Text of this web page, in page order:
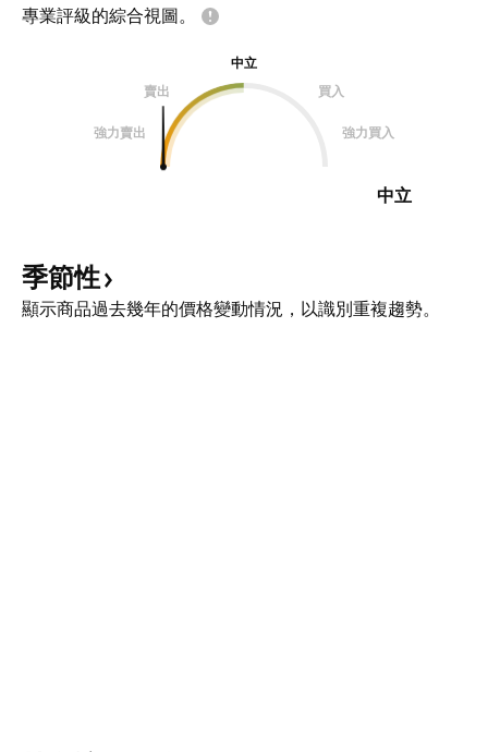
專業評級的綜合視圖。
中立
賣出
買入
強力賣出 強力買入
中立
季節性
顯示商品過去幾年的價格變動情況，以識別重複趨勢。